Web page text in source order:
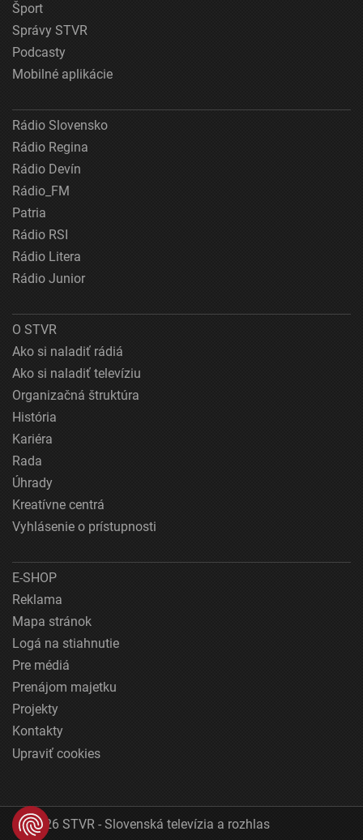
Šport
Správy STVR
Podcasty
Mobilné aplikácie
Rádio Slovensko
Rádio Regina
Rádio Devín
Rádio_FM
Patria
Rádio RSI
Rádio Litera
Rádio Junior
O STVR
Ako si naladiť rádiá
Ako si naladiť televíziu
Organizačná štruktúra
História
Kariéra
Rada
Úhrady
Kreatívne centrá
Vyhlásenie o prístupnosti
E-SHOP
Reklama
Mapa stránok
Logá na stiahnutie
Pre médiá
Prenájom majetku
Projekty
Kontakty
Upraviť cookies
© 2026 STVR - Slovenská televízia a rozhlas